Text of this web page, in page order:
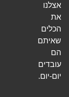
אצלנו
את
הכלים
שאיתם
הם
עובדים
יום-יום.